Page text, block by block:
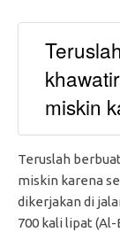
miskin
Teruslah
miskin karena
dikerjakan di
700 kali lipat